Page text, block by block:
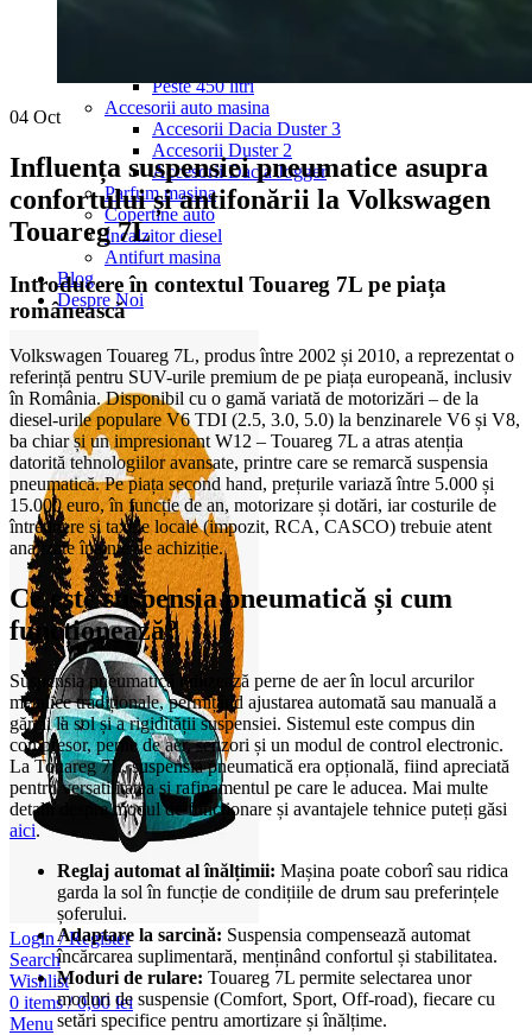
Peste 450 litri
Accesorii auto masina
Accesorii Dacia Duster 3
Accesorii Duster 2
Accesorii Dacia Jogger
Parfum masina
Copertine auto
Incalzitor diesel
Antifurt masina
Blog
Despre Noi
Login / Register
Search
Wishlist
0 items / 0,00 lei
Menu
04 Oct
Influența suspensiei pneumatice asupra
confortului și antifonării la Volkswagen
Touareg 7L
Introducere în contextul Touareg 7L pe piața
românească
Volkswagen Touareg 7L, produs între 2002 și 2010, a reprezentat o
referință pentru SUV-urile premium de pe piața europeană, inclusiv
în România. Disponibil cu o gamă variată de motorizări – de la
diesel-urile populare V6 TDI (2.5, 3.0, 5.0) la benzinarele V6 și V8,
ba chiar și un impresionant W12 – Touareg 7L a atras atenția
datorită tehnologiilor avansate, printre care se remarcă suspensia
pneumatică. Pe piața second hand, prețurile variază între 5.000 și
15.000 euro, în funcție de an, motorizare și dotări, iar costurile de
întreținere și taxele locale (impozit, RCA, CASCO) trebuie atent
analizate înainte de achiziție.
Ce este suspensia pneumatică și cum
funcționează?
Suspensia pneumatică utilizează perne de aer în locul arcurilor
metalice tradiționale, permițând ajustarea automată sau manuală a
gărzii la sol și a rigidității suspensiei. Sistemul este compus din
compresor, perne de aer, senzori și un modul de control electronic.
La Touareg 7L, suspensia pneumatică era opțională, fiind apreciată
pentru versatilitatea și rafinamentul pe care le aducea. Mai multe
detalii despre modul de funcționare și avantajele tehnice puteți găsi
aici.
Reglaj automat al înălțimii: Mașina poate coborî sau ridica
garda la sol în funcție de condițiile de drum sau preferințele
șoferului.
Adaptare la sarcină: Suspensia compensează automat
încărcarea suplimentară, menținând confortul și stabilitatea.
Moduri de rulare: Touareg 7L permite selectarea unor
moduri de suspensie (Comfort, Sport, Off-road), fiecare cu
setări specifice pentru amortizare și înălțime.